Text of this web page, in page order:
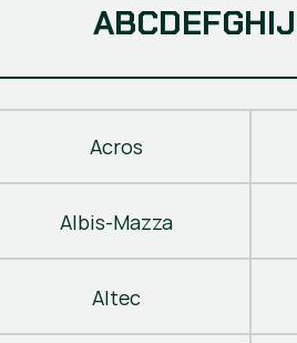
ABCDEFGHIJ
Acros
Albis-Mazza
Altec